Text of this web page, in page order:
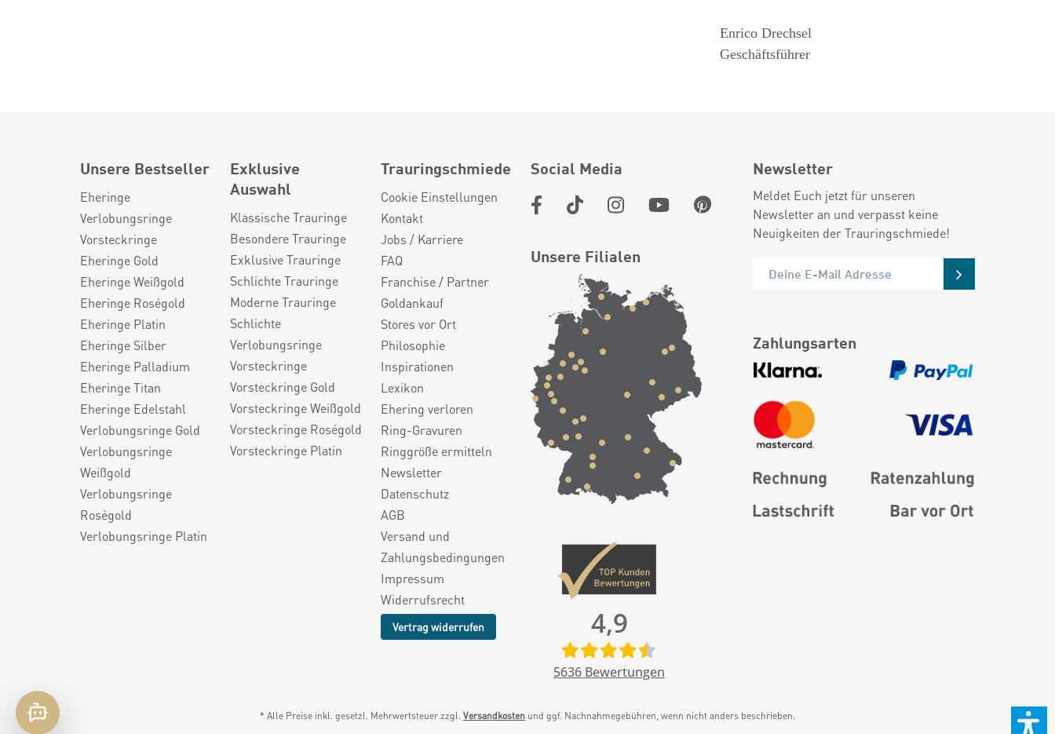
Enrico Drechsel
Geschäftsführer
Unsere Bestseller
Eheringe
Verlobungsringe
Vorsteckringe
Eheringe Gold
Eheringe Weißgold
Eheringe Roségold
Eheringe Platin
Eheringe Silber
Eheringe Palladium
Eheringe Titan
Eheringe Edelstahl
Verlobungsringe Gold
Verlobungsringe
Weißgold
Verlobungsringe
Roségold
Verlobungsringe Platin
Exklusive
Auswahl
Klassische Trauringe
Besondere Trauringe
Exklusive Trauringe
Schlichte Trauringe
Moderne Trauringe
Schlichte
Verlobungsringe
Vorsteckringe
Vorsteckringe Gold
Vorsteckringe Weißgold
Vorsteckringe Roségold
Vorsteckringe Platin
Trauringschmiede
Cookie Einstellungen
Kontakt
Jobs / Karriere
FAQ
Franchise / Partner
Goldankauf
Stores vor Ort
Philosophie
Inspirationen
Lexikon
Ehering verloren
Ring-Gravuren
Ringgröße ermitteln
Newsletter
Datenschutz
AGB
Versand und
Zahlungsbedingungen
Impressum
Widerrufsrecht
Vertrag widerrufen
Social Media
Unsere Filialen
4,9
5636 Bewertungen
Newsletter
Meldet Euch jetzt für unseren
Newsletter an und verpasst keine
Neuigkeiten der Trauringschmiede!
Zahlungsarten
* Alle Preise inkl. gesetzl. Mehrwertsteuer zzgl. Versandkosten und ggf. Nachnahmegebühren, wenn nicht anders beschrieben.